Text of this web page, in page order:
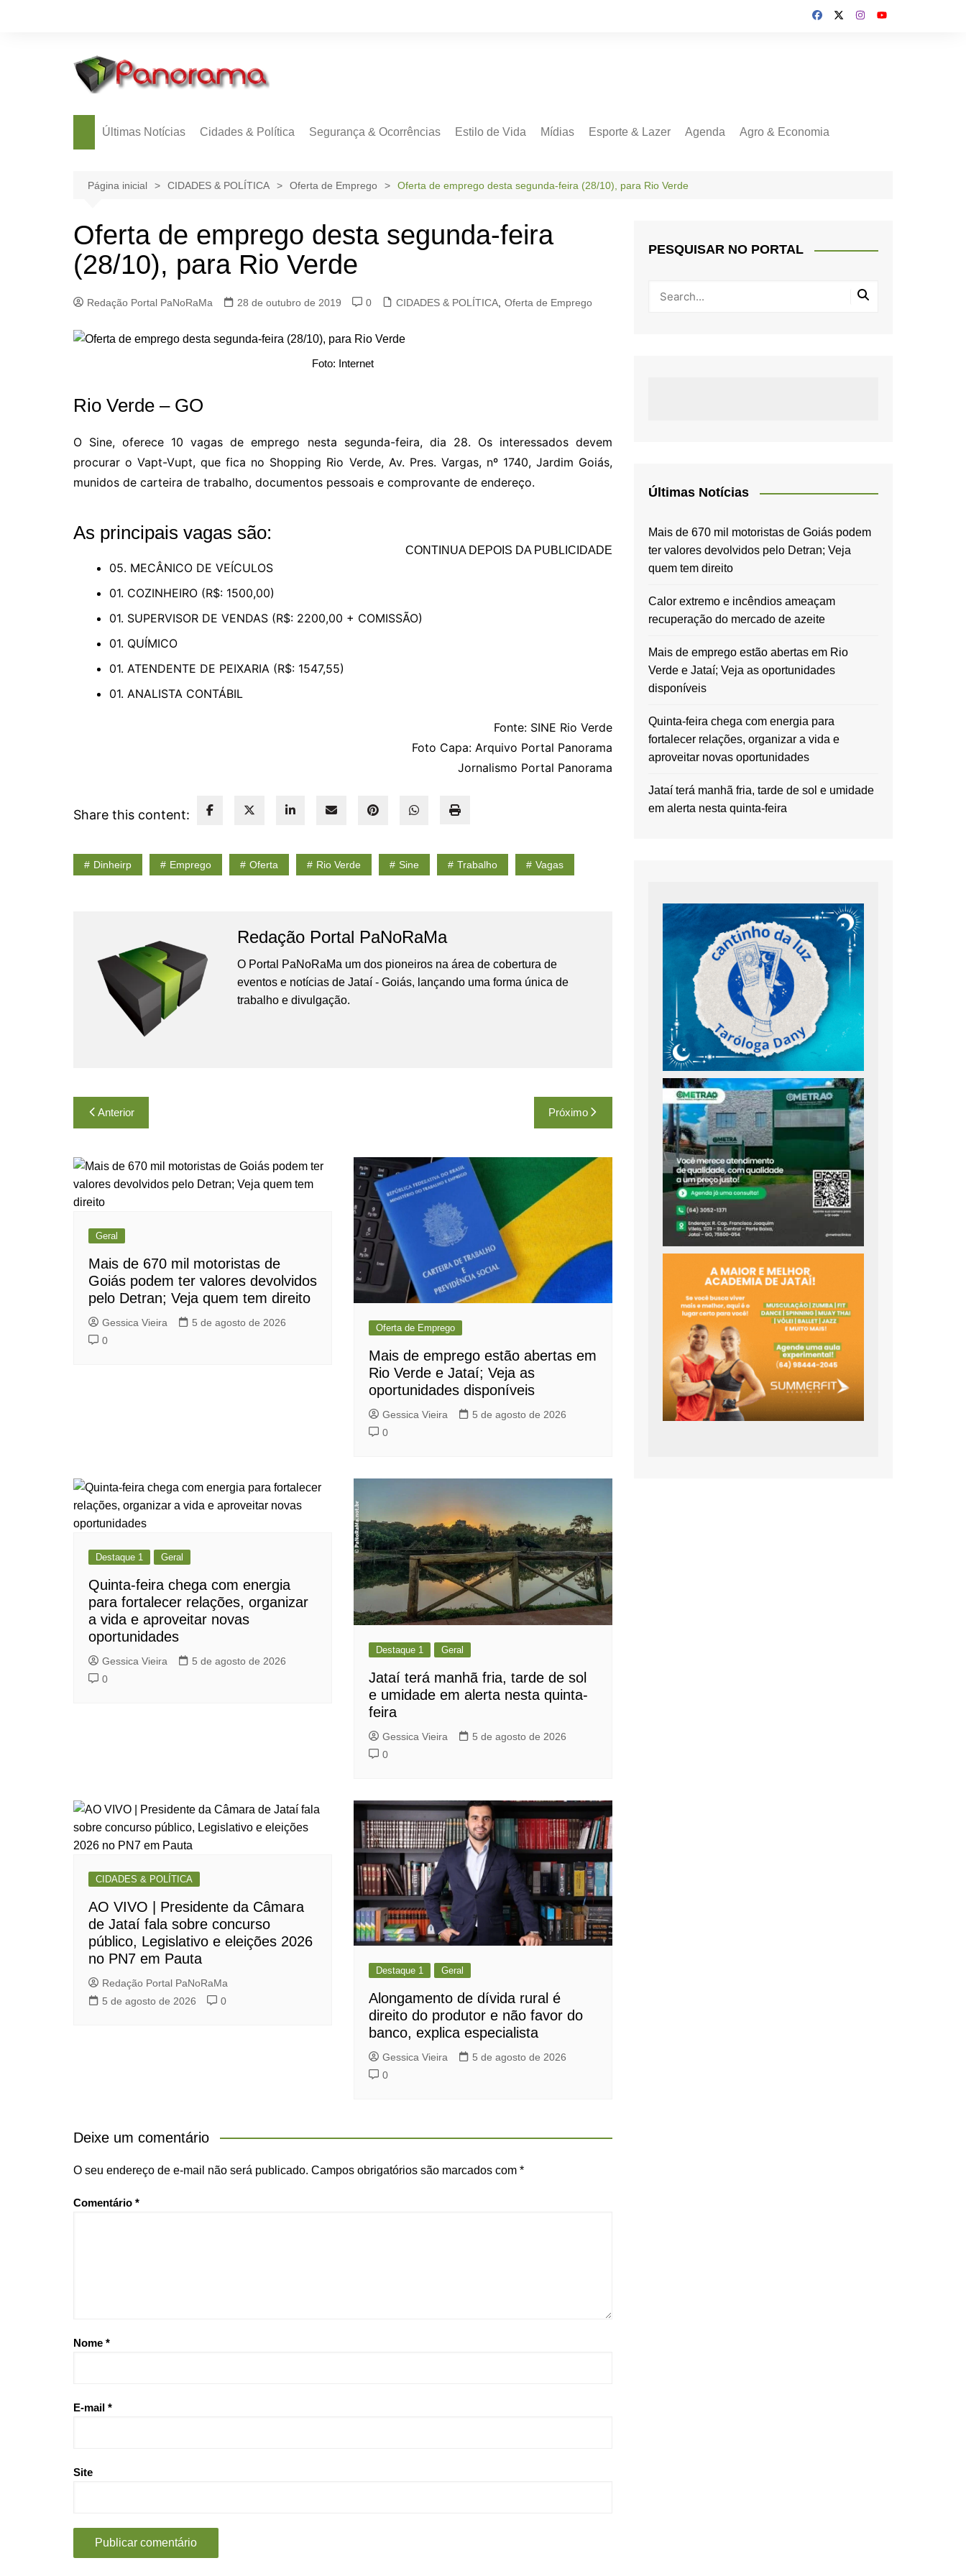
Últimas Notícias Cidades & Política Segurança & Ocorrências Estilo de Vida Mídias Esporte & Lazer Agenda Agro & Economia
Página inicial CIDADES & POLÍTICA Oferta de Emprego Oferta de emprego desta segunda-feira (28/10), para Rio Verde
Oferta de emprego desta segunda-feira
(28/10), para Rio Verde
Redação Portal PaNoRaMa 28 de outubro de 2019 0 CIDADES & POLÍTICA Oferta de Emprego
Foto: Internet
Rio Verde – GO
O Sine, oferece 10 vagas de emprego nesta segunda-feira, dia 28. Os interessados devem
procurar o Vapt-Vupt, que fica no Shopping Rio Verde, Av. Pres. Vargas, nº 1740, Jardim Goiás,
munidos de carteira de trabalho, documentos pessoais e comprovante de endereço.
CONTINUA DEPOIS DA PUBLICIDADE
As principais vagas são:
05. MECÂNICO DE VEÍCULOS
01. COZINHEIRO (R$: 1500,00)
01. SUPERVISOR DE VENDAS (R$: 2200,00 + COMISSÃO)
01. QUÍMICO
01. ATENDENTE DE PEIXARIA (R$: 1547,55)
01. ANALISTA CONTÁBIL
Fonte: SINE Rio Verde
Foto Capa: Arquivo Portal Panorama
Jornalismo Portal Panorama
Share this content:
Dinheirp Emprego Oferta Rio Verde Sine Trabalho Vagas
Redação Portal PaNoRaMa
O Portal PaNoRaMa um dos pioneiros na área de cobertura de
eventos e notícias de Jataí - Goiás, lançando uma forma única de
trabalho e divulgação.
Navegação
de
Post
Anterior Próximo
Geral
Mais de 670 mil motoristas de
Goiás podem ter valores devolvidos
pelo Detran; Veja quem tem direito
Gessica Vieira
5 de agosto de 2026
0
Oferta de Emprego
Mais de emprego estão abertas em
Rio Verde e Jataí; Veja as
oportunidades disponíveis
Gessica Vieira
5 de agosto de 2026
0
Destaque 1 Geral
Quinta-feira chega com energia
para fortalecer relações, organizar
a vida e aproveitar novas
oportunidades
Gessica Vieira
5 de agosto de 2026
0
Destaque 1 Geral
Jataí terá manhã fria, tarde de sol
e umidade em alerta nesta quinta-
feira
Gessica Vieira
5 de agosto de 2026
0
CIDADES & POLÍTICA
AO VIVO | Presidente da Câmara
de Jataí fala sobre concurso
público, Legislativo e eleições 2026
no PN7 em Pauta
Redação Portal PaNoRaMa
5 de agosto de 2026
0
Destaque 1 Geral
Alongamento de dívida rural é
direito do produtor e não favor do
banco, explica especialista
Gessica Vieira
5 de agosto de 2026
0
Deixe um comentário
O seu endereço de e-mail não será publicado. Campos obrigatórios são marcados com *
Comentário *
Nome *
E-mail *
Site
PESQUISAR NO PORTAL
Últimas Notícias
Mais de 670 mil motoristas de Goiás podem
ter valores devolvidos pelo Detran; Veja
quem tem direito
Calor extremo e incêndios ameaçam
recuperação do mercado de azeite
Mais de emprego estão abertas em Rio
Verde e Jataí; Veja as oportunidades
disponíveis
Quinta-feira chega com energia para
fortalecer relações, organizar a vida e
aproveitar novas oportunidades
Jataí terá manhã fria, tarde de sol e umidade
em alerta nesta quinta-feira